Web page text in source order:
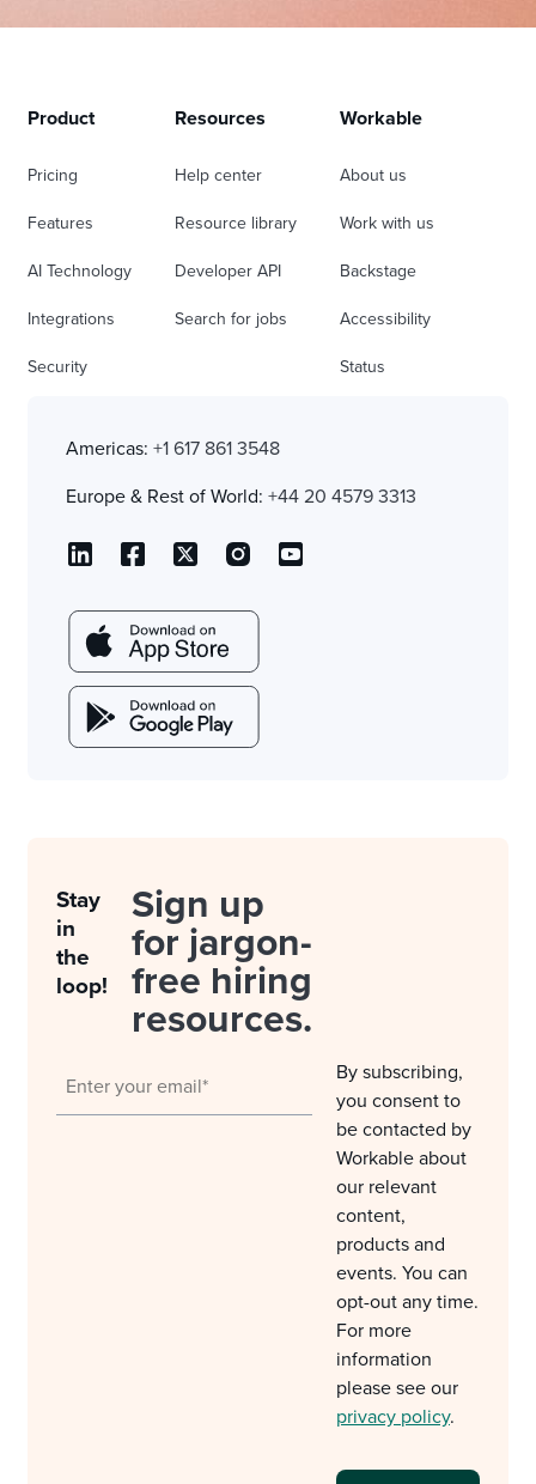
Product
Pricing
Features
AI Technology
Integrations
Security
Resources
Help center
Resource library
Developer API
Search for jobs
Workable
About us
Work with us
Backstage
Accessibility
Status
Americas: +1 617 861 3548
Europe & Rest of World: +44 20 4579 3313
Stay
in
the
loop!
Sign up
for jargon-
free hiring
resources.
By subscribing,
you consent to
be contacted by
Workable about
our relevant
content,
products and
events. You can
opt-out any time.
For more
information
please see our
privacy policy.